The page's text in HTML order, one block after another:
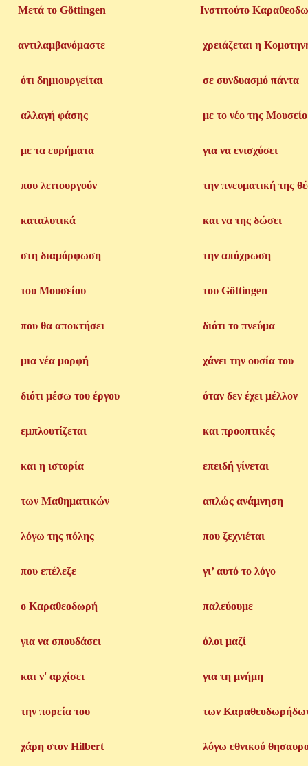
Μετά το Göttingen
αντιλαμβανόμαστε
ότι δημιουργείται
αλλαγή φάσης
με τα ευρήματα
που λειτουργούν
καταλυτικά
στη διαμόρφωση
του Μουσείου
που θα αποκτήσει
μια νέα μορφή
διότι μέσω του έργου
εμπλουτίζεται
και η ιστορία
των Μαθηματικών
λόγω της πόλης
που επέλεξε
ο Καραθεοδωρή
για να σπουδάσει
και ν' αρχίσει
την πορεία του
χάρη στον Hilbert
Ινστιτούτο
χρειάζεται η
σε συνδυασμό πάντα
με το νέο της Μουσείο
για να ενισχύσει
την πνευματική της
και να της δώσει
την απόχρωση
του Göttingen
διότι το πνεύμα
χάνει την ουσία του
όταν δεν έχει μέλλον
και προοπτικές
επειδή γίνεται
απλώς ανάμνηση
που ξεχνιέται
γι’ αυτό το λόγο
παλεύουμε
όλοι μαζί
για τη μνήμη
των
λόγω εθνικού